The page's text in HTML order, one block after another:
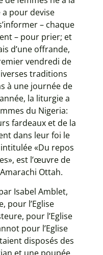
a pour devise
– chaque
– pour prier; et
d’une offrande,
vendredi de
traditions
à une journée de
la liturgie a
du Nigeria:
fardeaux et de la
dans leur foi le
intitulée «Du repos
est l’œuvre de
Ottah.
Isabel Amblet,
pour l’Eglise
pour l’Eglise
pour l’Eglise
disposés des